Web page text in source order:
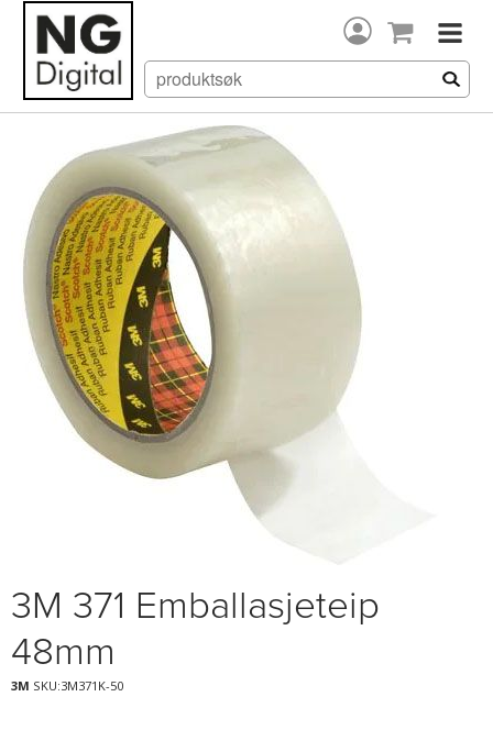
3M 371 Emballasjeteip
48mm
3M SKU:3M371K-50